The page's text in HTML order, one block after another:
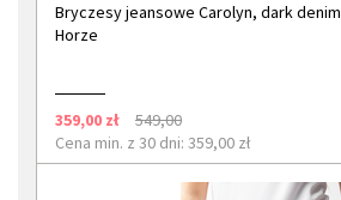
Bryczesy jeansowe Carolyn, dark denim
Horze
359,00 zł
549,00
Cena min. z 30 dni: 359,00 zł